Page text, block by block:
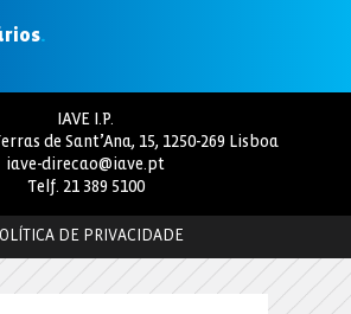
.
IAVE I.P.
de Sant’Ana, 15, 1250-269 Lisboa
iave-direcao@iave.pt
Telf. 21 389 5100
DE PRIVACIDADE